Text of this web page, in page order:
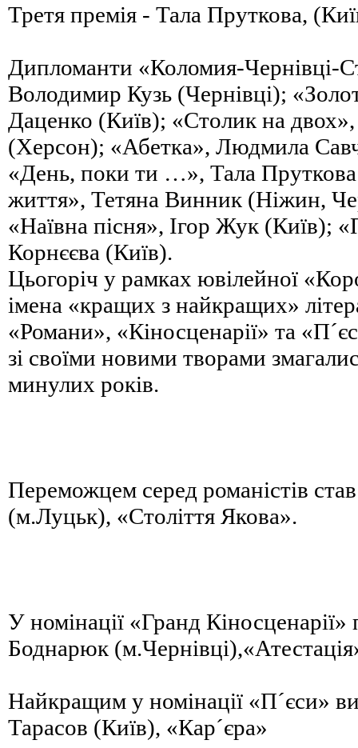
Третя премія - Тала Пруткова,
Дипломанти «Коломия-Чернівці-
Володимир Кузь (Чернівці);
Даценко (Київ); «Столик на
(Херсон); «Абетка», Людмила
«День, поки ти …», Тала
життя», Тетяна Винник (Ніжин,
«Наївна пісня», Ігор Жук (Київ);
Корнєєва (Київ).
Цьогоріч у рамках ювілейної
імена «кращих з найкращих»
«Романи», «Кіносценарії» та
зі своїми новими творами
минулих років.
Переможцем серед романістів
(м.Луцьк), «Століття Якова».
У номінації «Гранд
Боднарюк
Найкращим у номінації «П´єси»
Тарасов (Київ), «Кар´єра»